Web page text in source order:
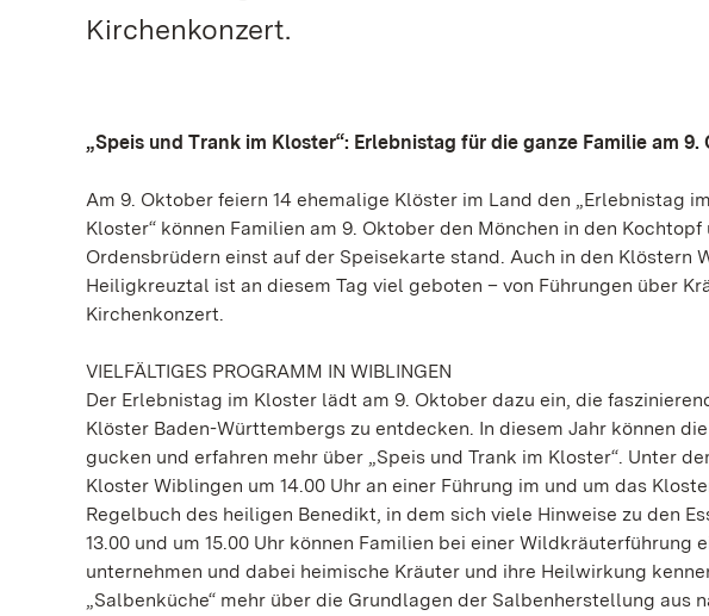
Kirchenkonzert.
„Speis und Trank im Kloster“: Erlebnistag für die ganze Familie am 9.
Am 9. Oktober feiern 14 ehemalige Klöster im Land den „Erlebnistag
Kloster“ können Familien am 9. Oktober den Mönchen in den
Ordensbrüdern einst auf der Speisekarte stand. Auch in den Klöstern
Heiligkreuztal ist an diesem Tag viel geboten – von Führungen über
Kirchenkonzert.
VIELFÄLTIGES PROGRAMM IN WIBLINGEN
Der Erlebnistag im Kloster lädt am 9. Oktober dazu ein, die
Klöster Baden-Württembergs zu entdecken. In diesem Jahr können
gucken und erfahren mehr über „Speis und Trank im Kloster“. Unter
Kloster Wiblingen um 14.00 Uhr an einer Führung im und um das
Regelbuch des heiligen Benedikt, in dem sich viele Hinweise zu den
13.00 und um 15.00 Uhr können Familien bei einer
unternehmen und dabei heimische Kräuter und ihre Heilwirkung
„Salbenküche“ mehr über die Grundlagen der Salbenherstellung aus